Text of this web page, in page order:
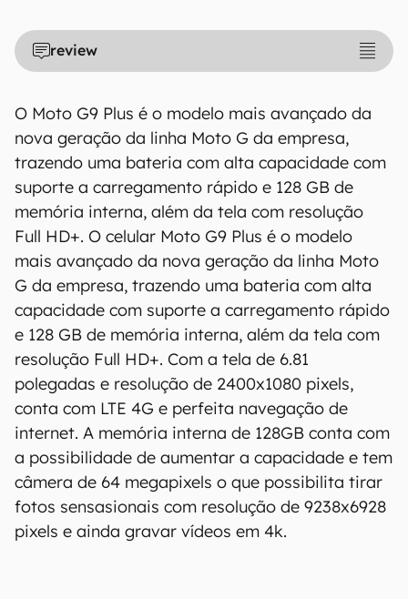
review
O Moto G9 Plus é o modelo mais avançado da
nova geração da linha Moto G da empresa,
trazendo uma bateria com alta capacidade com
suporte a carregamento rápido e 128 GB de
memória interna, além da tela com resolução
Full HD+. O celular Moto G9 Plus é o modelo
mais avançado da nova geração da linha Moto
G da empresa, trazendo uma bateria com alta
capacidade com suporte a carregamento rápido
e 128 GB de memória interna, além da tela com
resolução Full HD+. Com a tela de 6.81
polegadas e resolução de 2400x1080 pixels,
conta com LTE 4G e perfeita navegação de
internet. A memória interna de 128GB conta com
a possibilidade de aumentar a capacidade e tem
câmera de 64 megapixels o que possibilita tirar
fotos sensasionais com resolução de 9238x6928
pixels e ainda gravar vídeos em 4k.